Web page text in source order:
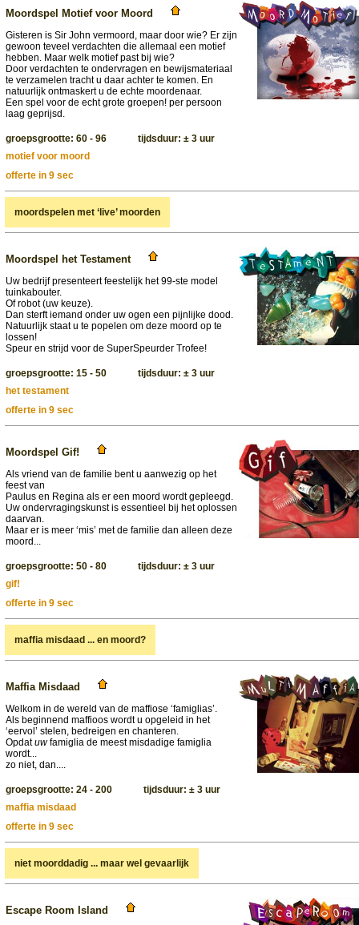
Moordspel Motief voor Moord
Gisteren is Sir John vermoord, maar door wie? Er zijn
gewoon teveel verdachten die allemaal een motief
hebben. Maar welk motief past bij wie?
Door verdachten te ondervragen en bewijsmateriaal
te verzamelen tracht u daar achter te komen. En
natuurlijk ontmaskert u de echte moordenaar.
Een spel voor de echt grote groepen! per persoon
laag geprijsd.
groepsgrootte: 60 - 96 tijdsduur: ± 3 uur
motief voor moord
offerte in 9 sec
moordspelen met ‘live’ moorden
Moordspel het Testament
Uw bedrijf presenteert feestelijk het 99-ste model
tuinkabouter.
Of robot (uw keuze).
Dan sterft iemand onder uw ogen een pijnlijke dood.
Natuurlijk staat u te popelen om deze moord op te
lossen!
Speur en strijd voor de SuperSpeurder Trofee!
groepsgrootte: 15 - 50 tijdsduur: ± 3 uur
het testament
offerte in 9 sec
Moordspel Gif!
Als vriend van de familie bent u aanwezig op het
feest van
Paulus en Regina als er een moord wordt gepleegd.
Uw ondervragingskunst is essentieel bij het oplossen
daarvan.
Maar er is meer ‘mis’ met de familie dan alleen deze
moord...
groepsgrootte: 50 - 80 tijdsduur: ± 3 uur
gif!
offerte in 9 sec
maffia misdaad ... en moord?
Maffia Misdaad
Welkom in de wereld van de maffiose ‘famiglias’.
Als beginnend maffioos wordt u opgeleid in het
‘eervol’ stelen, bedreigen en chanteren.
Opdatuwfamiglia de meest misdadige famiglia
wordt...
zo niet, dan....
groepsgrootte: 24 - 200 tijdsduur: ± 3 uur
maffia misdaad
offerte in 9 sec
niet moorddadig ... maar wel gevaarlijk
Escape Room Island